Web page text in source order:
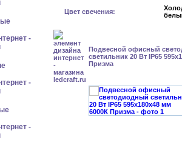
Цвет свечения:
Подвесной офисный
светильник 20 Вт IP65
Призма